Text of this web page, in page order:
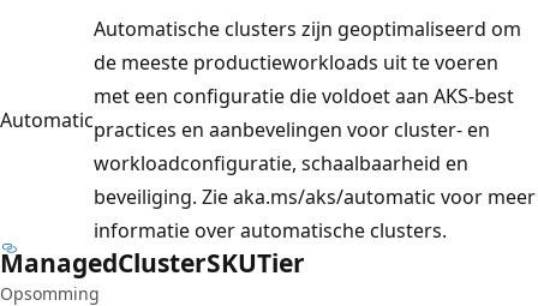
Automatic
Automatische clusters zijn geoptimaliseerd om
de meeste productieworkloads uit te voeren
met een configuratie die voldoet aan AKS-best
practices en aanbevelingen voor cluster- en
workloadconfiguratie, schaalbaarheid en
beveiliging. Zie aka.ms/aks/automatic voor meer
informatie over automatische clusters.
ManagedClusterSKUTier
Opsomming